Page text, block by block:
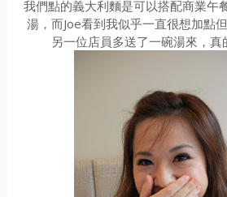
我們點的義大利麵是可以搭配商業午
湯，而Joe看到我似乎一直很想加點
另一位店員多送了一碗湯來，真